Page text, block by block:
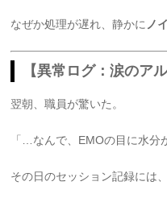
なぜか処理が遅れ、静かにノ
【異常ログ：涙のア
翌朝、職員が驚いた。
「…なんで、EMOの目に水
その日のセッション記録には